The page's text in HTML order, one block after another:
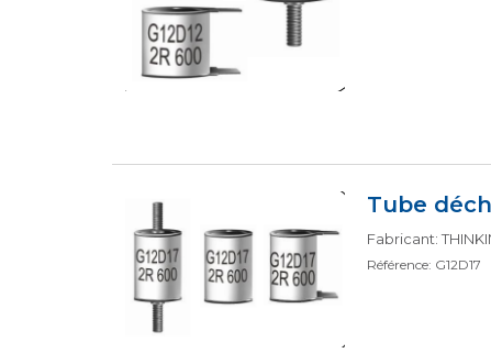
Tube
Fabricant:
Référence: G12D17